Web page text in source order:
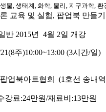
물, 생태계, 화학, 물리, 지구과학,
및 실험, 팝업북 만들
반 2015년 4월 2일 개강
(3시간/일)
업북아트협회 (1호선 송내
강료:24만원/재료비:13만원